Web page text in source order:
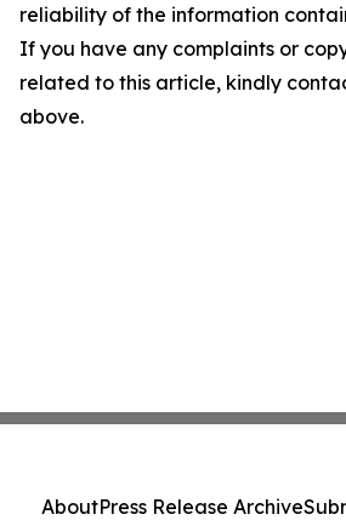
reliability of the information
If you have any complaints or
related to this article, kindly
above.
AboutPress Release Archive